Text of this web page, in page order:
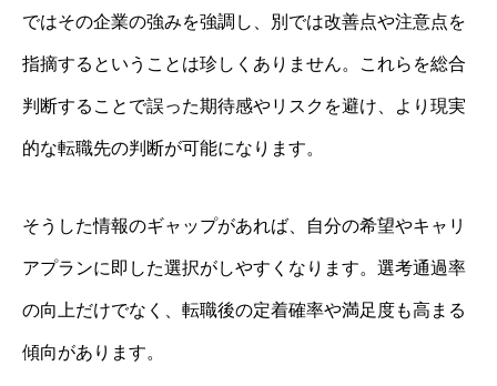
ではその企業の強みを強調し、別では改善点や注意点を
指摘するということは珍しくありません。これらを総合
判断することで誤った期待感やリスクを避け、より現実
的な転職先の判断が可能になります。
そうした情報のギャップがあれば、自分の希望やキャリ
アプランに即した選択がしやすくなります。選考通過率
の向上だけでなく、転職後の定着確率や満足度も高まる
傾向があります。